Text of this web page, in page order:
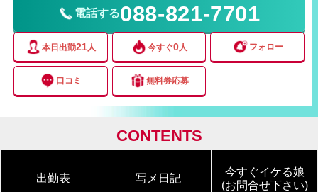
電話する088-821-7701
本日出勤21 人 今すぐ0人 フォロー
口コミ 無料券応募
CONTENTS
出勤表 写メ日記
今すぐイケる娘
(お問合せ下さい)